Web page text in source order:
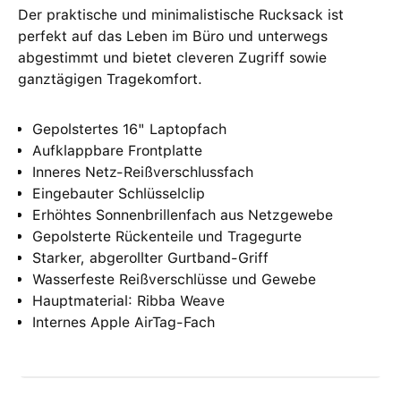
Der praktische und minimalistische Rucksack ist
perfekt auf das Leben im Büro und unterwegs
abgestimmt und bietet cleveren Zugriff sowie
ganztägigen Tragekomfort.
Gepolstertes 16" Laptopfach
Aufklappbare Frontplatte
Inneres Netz-Reißverschlussfach
Eingebauter Schlüsselclip
Erhöhtes Sonnenbrillenfach aus Netzgewebe
Gepolsterte Rückenteile und Tragegurte
Starker, abgerollter Gurtband-Griff
Wasserfeste Reißverschlüsse und Gewebe
Hauptmaterial: Ribba Weave
Internes Apple AirTag-Fach